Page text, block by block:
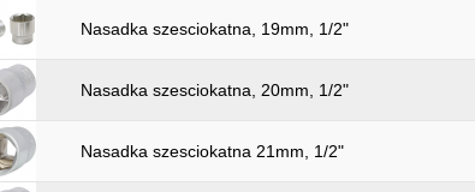
Nasadka szesciokatna, 19mm, 1/2"
Nasadka szesciokatna, 20mm, 1/2"
Nasadka szesciokatna 21mm, 1/2"